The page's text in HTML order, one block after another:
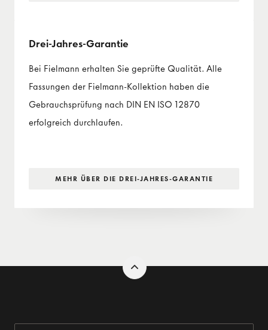
Drei-Jahres-Garantie
Bei Fielmann erhalten Sie geprüfte Qualität. Alle
Fassungen der Fielmann-Kollektion haben die
Gebrauchsprüfung nach DIN EN ISO 12870
erfolgreich durchlaufen.
MEHR ÜBER DIE DREI-JAHRES-GARANTIE